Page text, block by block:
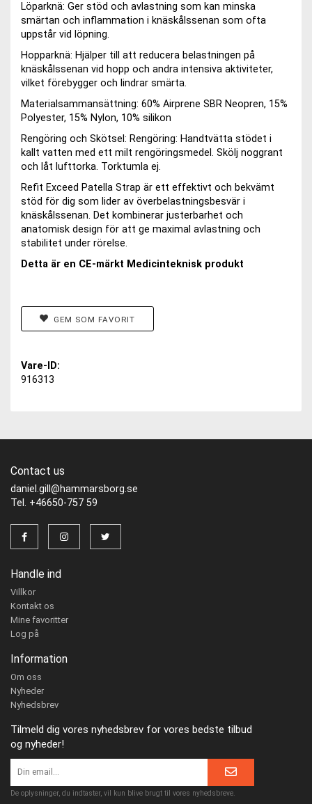
Löparknä: Ger stöd och avlastning som kan minska
smärtan och inflammation i knäskålssenan som ofta
uppstår vid löpning.
Hopparknä: Hjälper till att reducera belastningen på
knäskålssenan vid hopp och andra intensiva aktiviteter,
vilket förebygger och lindrar smärta.
Materialsammansättning: 60% Airprene SBR Neopren, 15%
Polyester, 15% Nylon, 10% silikon
Rengöring och Skötsel: Rengöring: Handtvätta stödet i
kallt vatten med ett milt rengöringsmedel. Skölj noggrant
och låt lufttorka. Torktumla ej.
Refit Exceed Patella Strap är ett effektivt och bekvämt
stöd för dig som lider av överbelastningsbesvär i
knäskålssenan. Det kombinerar justerbarhet och
anatomisk design för att ge maximal avlastning och
stabilitet under rörelse.
Detta är en CE-märkt Medicinteknisk produkt
GEM SOM FAVORIT
Vare-ID:
916313
Contact us
daniel.gill@hammarsborg.se
Tel. +46650-757 59
Handle ind
Villkor
Kontakt os
Mine favoritter
Log på
Information
Om oss
Nyheder
Nyhedsbrev
Tilmeld dig vores nyhedsbrev for vores bedste tilbud
og nyheder!
De oplysninger, du indtaster, vil kun blive brugt til vores nyhedsbreve.